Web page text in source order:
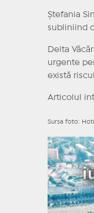
Ștefania
subliniind
Delta
urgente
există
Articolul
Sursa foto: